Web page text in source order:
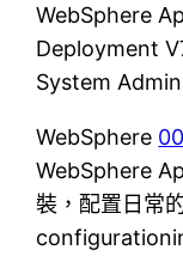
WebSphere
Deployment
System
WebSphere
WebSphere
裝，配置日常